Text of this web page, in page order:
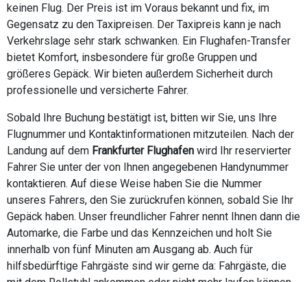
keinen Flug. Der Preis ist im Voraus bekannt und fix, im
Gegensatz zu den Taxipreisen. Der Taxipreis kann je nach
Verkehrslage sehr stark schwanken. Ein Flughafen-Transfer
bietet Komfort, insbesondere für große Gruppen und
größeres Gepäck. Wir bieten außerdem Sicherheit durch
professionelle und versicherte Fahrer.
Sobald Ihre Buchung bestätigt ist, bitten wir Sie, uns Ihre
Flugnummer und Kontaktinformationen mitzuteilen. Nach der
Landung auf dem Frankfurter Flughafen wird Ihr reservierter
Fahrer Sie unter der von Ihnen angegebenen Handynummer
kontaktieren. Auf diese Weise haben Sie die Nummer
unseres Fahrers, den Sie zurückrufen können, sobald Sie Ihr
Gepäck haben. Unser freundlicher Fahrer nennt Ihnen dann die
Automarke, die Farbe und das Kennzeichen und holt Sie
innerhalb von fünf Minuten am Ausgang ab. Auch für
hilfsbedürftige Fahrgäste sind wir gerne da: Fahrgäste, die